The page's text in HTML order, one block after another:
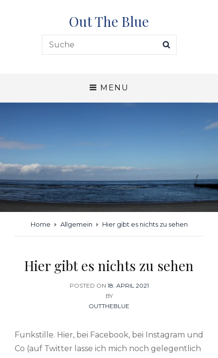
Out The Blue
Search
for:
MENU
Home Allgemein Hier gibt es nichts zu sehen
Hier gibt es nichts zu sehen
POSTED ON POSTED
ON
18. APRIL 2021
BY
OUTTHEBLUE
Funkstille. Hier, bei Facebook, bei Instagram und
Co (auf Twitter lasse ich mich noch gelegentlich